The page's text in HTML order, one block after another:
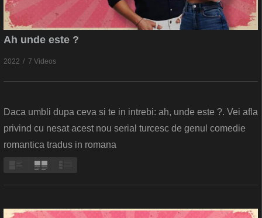
Ah unde este ?
2022 7 Videos
Daca umbli dupa ceva si te in intrebi: ah, unde este ?. Vei afla
privind cu nesat acest nou serial turcesc de genul comedie
romantica tradus in romana